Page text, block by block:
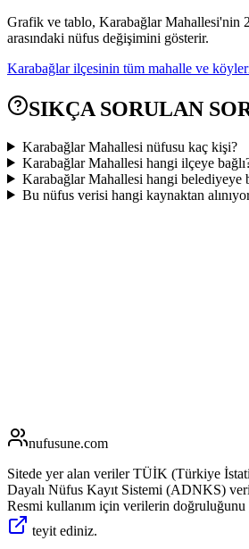
Grafik ve tablo, KarabağlarMahallesi'nin
arasındaki nüfus değişimini gösterir.
Karabağlar ilçesinin tüm mahalle ve
SIKÇA SORULAN
Karabağlar Mahallesi nüfusu kaç kişi?
Karabağlar Mahallesi hangi ilçeye
Karabağlar Mahallesi hangi belediyeye
Bu nüfus verisi hangi kaynaktan
nufusune.com
Sitede yer alan veriler TÜİK (Türkiye
Dayalı Nüfus Kayıt Sistemi (ADNKS)
Resmi kullanım için verilerin doğruluğunu
teyit ediniz.